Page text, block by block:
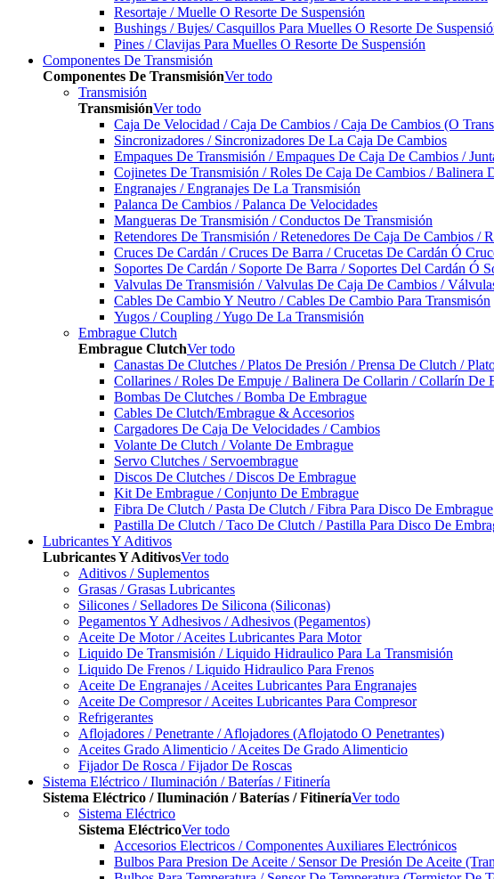
Resortaje / Muelle O Resorte De Suspensión
Bushings / Bujes/ Casquillos Para Muelles O Resorte De
Pines / Clavijas Para Muelles O Resorte De Suspensión
Componentes De Transmisión
Componentes De TransmisiónVer todo
Transmisión
TransmisiónVer todo
Caja De Velocidad / Caja De Cambios / Caja De Cambios (O
Sincronizadores / Sincronizadores De La Caja De Cambios
Empaques De Transmisión / Empaques De Caja De Cambios /
Cojinetes De Transmisión / Roles De Caja De Cambios / Balinera
Engranajes / Engranajes De La Transmisión
Palanca De Cambios / Palanca De Velocidades
Mangueras De Transmisión / Conductos De Transmisión
Retendores De Transmisión / Retenedores De Caja De Cambios /
Cruces De Cardán / Cruces De Barra / Crucetas De Cardán Ó
Soportes De Cardán / Soporte De Barra / Soportes Del Cardán Ó
Valvulas De Transmisión / Valvulas De Caja De Cambios /
Cables De Cambio Y Neutro / Cables De Cambio Para Transmisón
Yugos / Coupling / Yugo De La Transmisión
Embrague Clutch
Embrague ClutchVer todo
Canastas De Clutches / Platos De Presión / Prensa De Clutch /
Collarines / Roles De Empuje / Balinera De Collarin / Collarín De
Bombas De Clutches / Bomba De Embrague
Cables De Clutch/Embrague & Accesorios
Cargadores De Caja De Velocidades / Cambios
Volante De Clutch / Volante De Embrague
Servo Clutches / Servoembrague
Discos De Clutches / Discos De Embrague
Kit De Embrague / Conjunto De Embrague
Fibra De Clutch / Pasta De Clutch / Fibra Para Disco De Embrague
Pastilla De Clutch / Taco De Clutch / Pastilla Para Disco De
Lubricantes Y Aditivos
Lubricantes Y AditivosVer todo
Aditivos / Suplementos
Grasas / Grasas Lubricantes
Silicones / Selladores De Silicona (Siliconas)
Pegamentos Y Adhesivos / Adhesivos (Pegamentos)
Aceite De Motor / Aceites Lubricantes Para Motor
Liquido De Transmisión / Liquido Hidraulico Para La Transmisión
Liquido De Frenos / Liquido Hidraulico Para Frenos
Aceite De Engranajes / Aceites Lubricantes Para Engranajes
Aceite De Compresor / Aceites Lubricantes Para Compresor
Refrigerantes
Aflojadores / Penetrante / Aflojadores (Aflojatodo O Penetrantes)
Aceites Grado Alimenticio / Aceites De Grado Alimenticio
Fijador De Rosca / Fijador De Roscas
Sistema Eléctrico / Iluminación / Baterías / Fitinería
Sistema Eléctrico / Iluminación / Baterías / FitineríaVer todo
Sistema Eléctrico
Sistema EléctricoVer todo
Accesorios Electricos / Componentes Auxiliares Electrónicos
Bulbos Para Presion De Aceite / Sensor De Presión De Aceite